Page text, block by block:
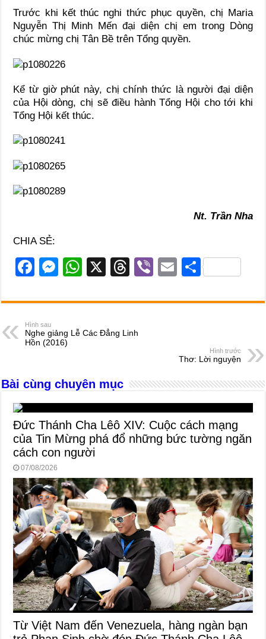
Trước khi kết thúc nghi thức phục quyền, chị Maria
Nguyễn Thị Minh Mến đại diện chị em trong Dòng
chúc mừng chị Tân Bề trên Tổng quyền.
Kể từ giờ phút này, chị chính thức là người đại diện
của Hội dòng, chị sẽ điều hành Tổng Hội cho tới khi
Tổng Hội kết thúc.
Nt. Trần Nha
CHIA SẺ:
F
c
e
b
o
k
M
ss
n
er
W
at
s
A
p
X
T
e
a
d
Vi
er
E
ail
S
ar
Hình sau
Nghe giảng Lễ Các Đẳng Linh
Hồn (2016)
Hình trước
Thơ: Lời nguyện
Bài cùng chuyên mục
Đức Thánh Cha Lêô XIV: Cuộc cách mạng
của Tin Mừng phá đổ những bức tường ngăn
cách con người
07/08/2026
Từ Việt Nam đến Venezuela, hàng ngàn bạn